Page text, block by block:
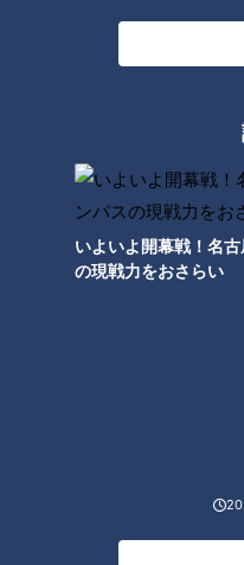
いよいよ開幕戦！名
の現戦力をおさらい
侮るな！食後の眠気＆だるさ…
大病も招く「糖質疲労」の正体